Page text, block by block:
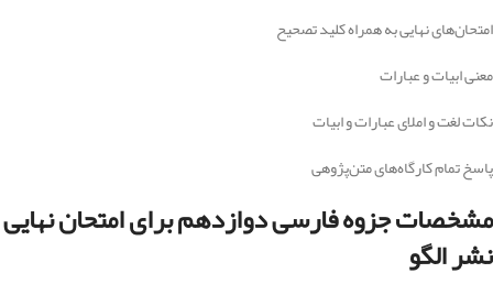
امتحان‌های نهایی به همراه کلید تصحیح
معنی ابیات و عبارات
نکات لغت و املای عبارات و ابیات
پاسخ تمام کارگاه‌های متن‌پژوهی
مشخصات جزوه فارسی دوازدهم برای امتحان نهایی
نشر الگو